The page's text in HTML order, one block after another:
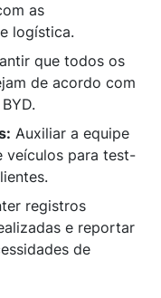
as
logística.
que todos os
de acordo com
Auxiliar a equipe
veículos para test-
registros
e reportar
de